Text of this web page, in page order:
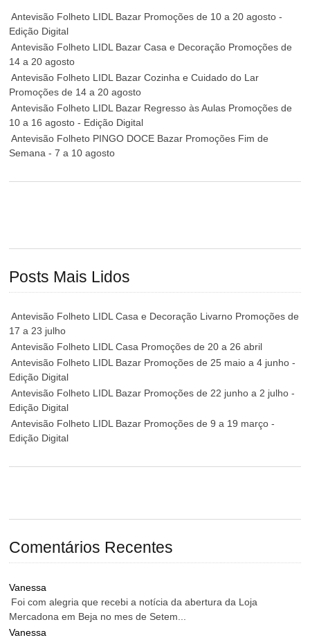
Antevisão Folheto LIDL Bazar Promoções de 10 a 20 agosto -
Edição Digital
Antevisão Folheto LIDL Bazar Casa e Decoração Promoções de
14 a 20 agosto
Antevisão Folheto LIDL Bazar Cozinha e Cuidado do Lar
Promoções de 14 a 20 agosto
Antevisão Folheto LIDL Bazar Regresso às Aulas Promoções de
10 a 16 agosto - Edição Digital
Antevisão Folheto PINGO DOCE Bazar Promoções Fim de
Semana - 7 a 10 agosto
Posts Mais Lidos
Antevisão Folheto LIDL Casa e Decoração Livarno Promoções de
17 a 23 julho
Antevisão Folheto LIDL Casa Promoções de 20 a 26 abril
Antevisão Folheto LIDL Bazar Promoções de 25 maio a 4 junho -
Edição Digital
Antevisão Folheto LIDL Bazar Promoções de 22 junho a 2 julho -
Edição Digital
Antevisão Folheto LIDL Bazar Promoções de 9 a 19 março -
Edição Digital
Comentários Recentes
Vanessa
Foi com alegria que recebi a notícia da abertura da Loja
Mercadona em Beja no mes de Setem...
Vanessa